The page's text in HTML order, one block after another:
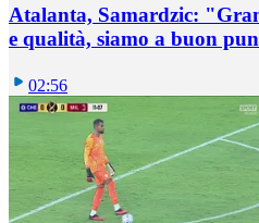
Atalanta, Samardzic:
e qualità, siamo a buon
02:56